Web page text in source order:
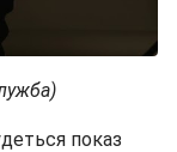
показ